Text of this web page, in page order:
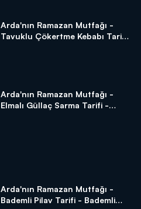
Arda'nın Ramazan Mutfağı -
Tavuklu Çökertme Kebabı Tarifi
Arda'nın Ramazan Mutfağı -
Elmalı Güllaç Sarma Tarifi -
Arda'nın Ramazan Mutfağı -
Bademli Pilav Tarifi - Bademli